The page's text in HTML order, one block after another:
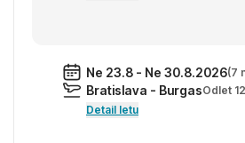
Ne 23.8 - Ne 30.8.2026(7
Bratislava - BurgasOdlet
Detail letu